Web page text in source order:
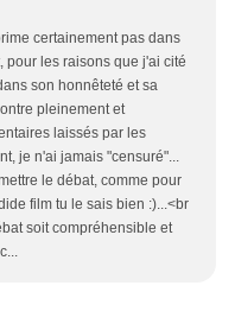
certainement pas dans
pour les raisons que j'ai cité
son honnêteté et sa
pleinement et
laissés par les
je n'ai jamais "censuré"...
le débat, comme pour
film tu le sais bien :)...<br
soit compréhensible et